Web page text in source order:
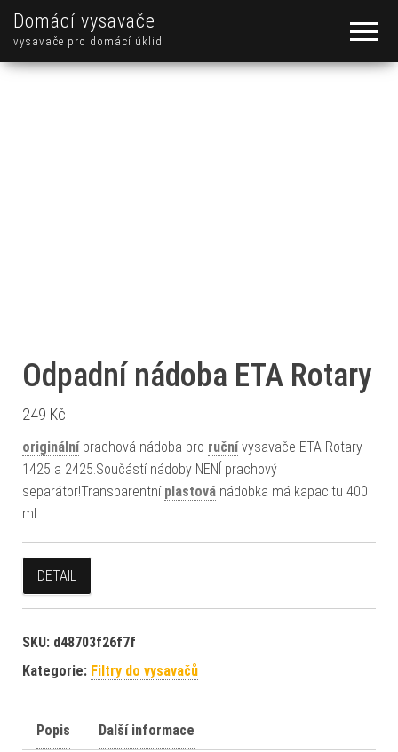
Domácí vysavače
vysavače pro domácí úklid
Odpadní nádoba ETA Rotary
249 Kč
originálníprachová nádoba pro ručnívysavače ETA Rotary
1425 a 2425.Součástí nádoby NENÍ prachový
separátor!Transparentní plastová nádobka má kapacitu 400
ml.
DETAIL
SKU: d48703f26f7f
Kategorie: Filtry do vysavačů
Popis Další informace